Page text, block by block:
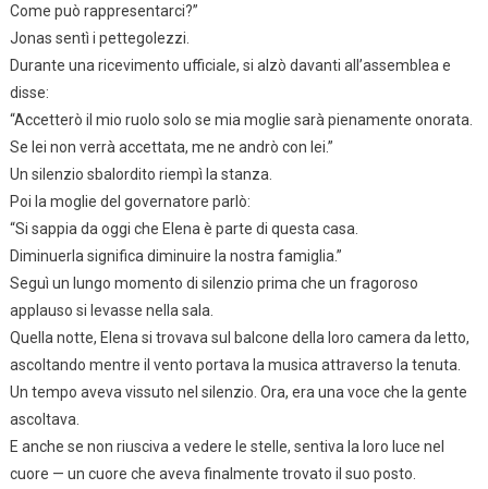
Come può rappresentarci?”
Jonas sentì i pettegolezzi.
Durante una ricevimento ufficiale, si alzò davanti all’assemblea e
disse:
“Accetterò il mio ruolo solo se mia moglie sarà pienamente onorata.
Se lei non verrà accettata, me ne andrò con lei.”
Un silenzio sbalordito riempì la stanza.
Poi la moglie del governatore parlò:
“Si sappia da oggi che Elena è parte di questa casa.
Diminuerla significa diminuire la nostra famiglia.”
Seguì un lungo momento di silenzio prima che un fragoroso
applauso si levasse nella sala.
Quella notte, Elena si trovava sul balcone della loro camera da letto,
ascoltando mentre il vento portava la musica attraverso la tenuta.
Un tempo aveva vissuto nel silenzio. Ora, era una voce che la gente
ascoltava.
E anche se non riusciva a vedere le stelle, sentiva la loro luce nel
cuore — un cuore che aveva finalmente trovato il suo posto.